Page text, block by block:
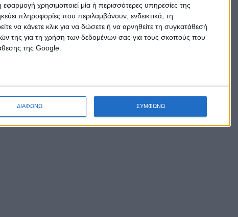
χρησιμοποιεί μία ή περισσότερες υπηρεσίες της
πληροφορίες που περιλαμβάνουν, ενδεικτικά, τη
να κάνετε κλικ για να δώσετε ή να αρνηθείτε τη συγκατάθεσή
της για τη χρήση των δεδομένων σας για τους σκοπούς που
της Google.
ΔΙΑΦΩΝΩ ΣΥΜΦΩΝΩ